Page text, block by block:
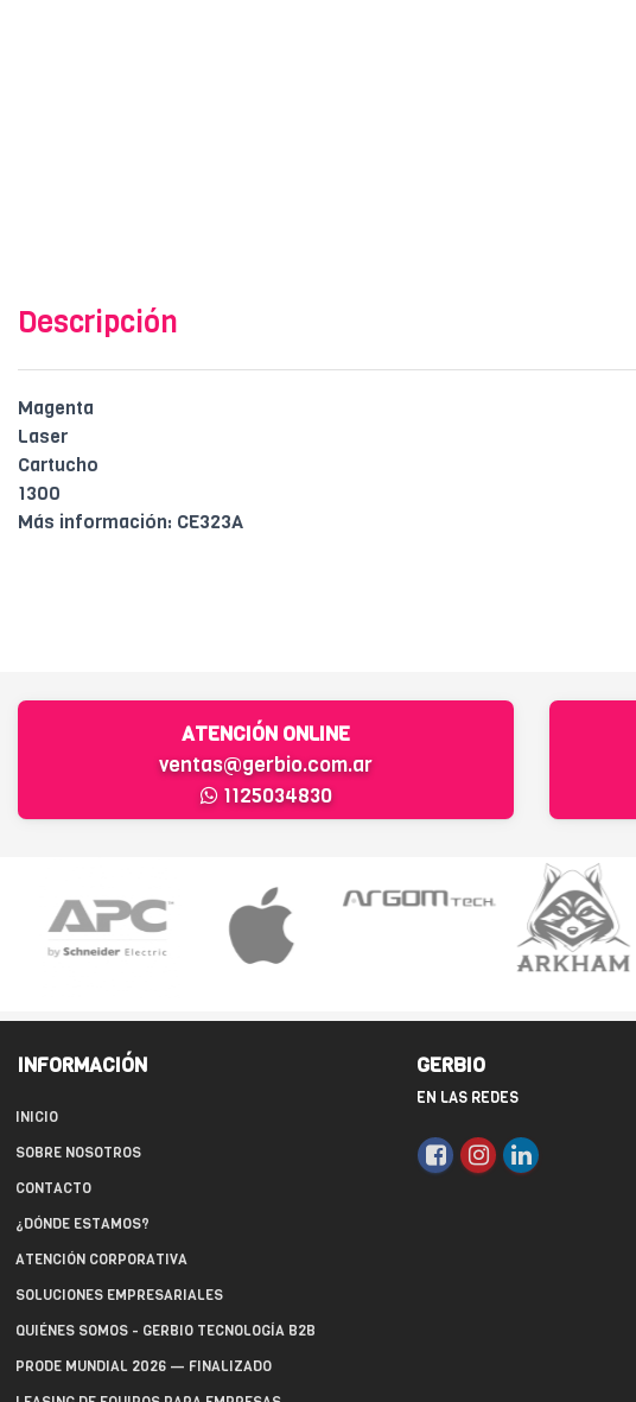
Descripción
Magenta
Laser
Cartucho
1300
Más información: CE323A
ATENCIÓN ONLINE
ventas@gerbio.com.ar
1125034830
INFORMACIÓN
INICIO
SOBRE NOSOTROS
CONTACTO
¿DÓNDE ESTAMOS?
ATENCIÓN CORPORATIVA
SOLUCIONES EMPRESARIALES
QUIÉNES SOMOS - GERBIO TECNOLOGÍA B2B
PRODE MUNDIAL 2026 — FINALIZADO
GERBIO
EN LAS REDES